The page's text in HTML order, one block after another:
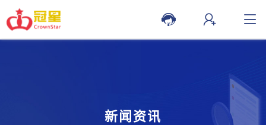
新闻资讯